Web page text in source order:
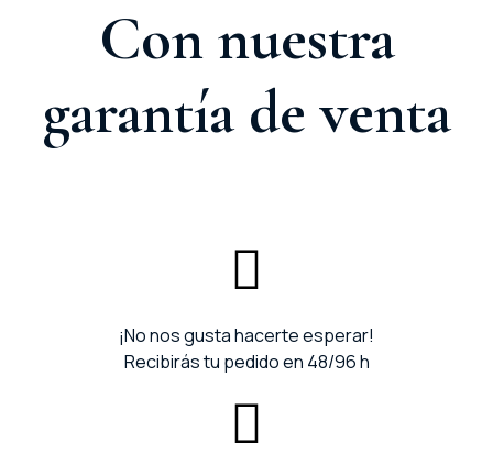
Con nuestra
garantía de venta
¡No nos gusta hacerte esperar!
Recibirás tu pedido en 48/96 h